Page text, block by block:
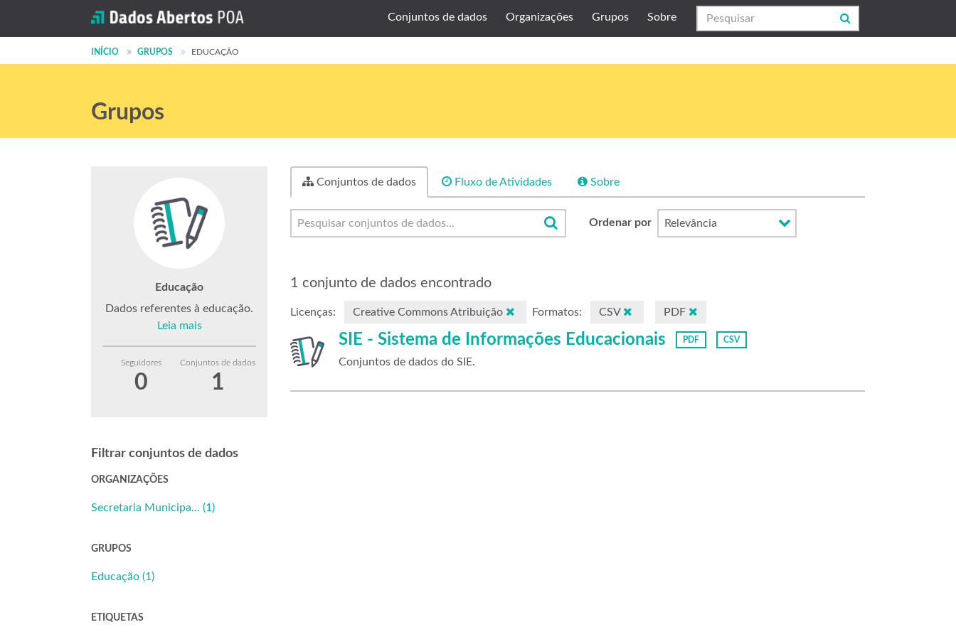
Conjuntos de dados Organizações Grupos Sobre
INÍCIO GRUPOS EDUCAÇÃO
Grupos
Conjuntos de dados Fluxo de Atividades Sobre
Ordenar por
1 conjunto de dados encontrado
Licenças: Creative Commons Atribuição Formatos: CSV PDF
SIE - Sistema de Informações Educacionais PDF CSV
Conjuntos de dados do SIE.
Educação
Dados referentes à educação.
Leia mais
Seguidores
0
Conjuntos de dados
1
Filtrar conjuntos de dados
ORGANIZAÇÕES
Secretaria Municipa... (1)
GRUPOS
Educação (1)
ETIQUETAS